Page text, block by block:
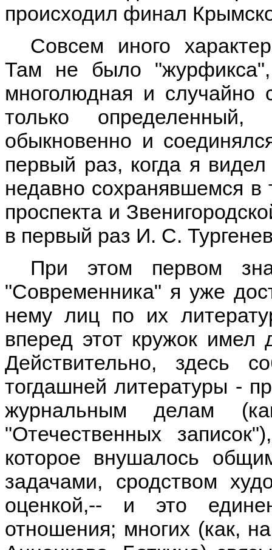
происходил финал
Совсем иного
Там не было "журфикса",
многолюдная и случайно
только
обыкновенно и
первый раз, когда я
недавно сохранявшемся в
проспекта и
в первый раз И. С.
При этом первом
"Современника" я уже
нему лиц по их
вперед этот кружок
Действительно, здесь
тогдашней литературы -
журнальным делам
"Отечественных
которое внушалось
задачами, сродством
оценкой,-- и это
отношения; многих (как,